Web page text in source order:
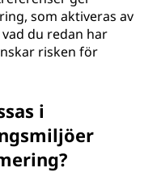
som aktiveras av
du redan har
risken för
i